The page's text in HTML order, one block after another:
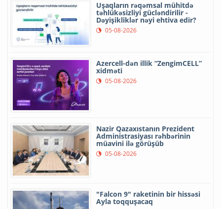
Uşaqların rəqəmsal mühitdə
təhlükəsizliyi gücləndirilir -
Dəyişikliklər nəyi ehtiva edir?
05-08-2026
Azercell-dən illik “ZengimCELL”
xidməti
05-08-2026
Nazir Qazaxıstanın Prezident
Administrasiyası rəhbərinin
müavini ilə görüşüb
05-08-2026
"Falcon 9" raketinin bir hissəsi
Ayla toqquşacaq